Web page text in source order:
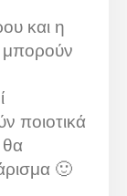
και η
μπορούν
ποιοτικά
θα
🙂